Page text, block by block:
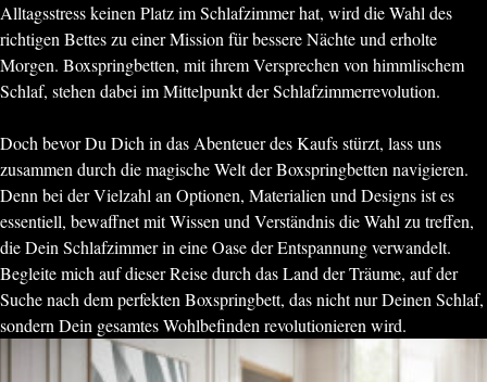
Alltagsstress keinen Platz im Schlafzimmer hat, wird die Wahl des
richtigen Bettes zu einer Mission für bessere Nächte und erholte
Morgen. Boxspringbetten, mit ihrem Versprechen von himmlischem
Schlaf, stehen dabei im Mittelpunkt der Schlafzimmerrevolution.
Doch bevor Du Dich in das Abenteuer des Kaufs stürzt, lass uns
zusammen durch die magische Welt der Boxspringbetten navigieren.
Denn bei der Vielzahl an Optionen, Materialien und Designs ist es
essentiell, bewaffnet mit Wissen und Verständnis die Wahl zu treffen,
die Dein Schlafzimmer in eine Oase der Entspannung verwandelt.
Begleite mich auf dieser Reise durch das Land der Träume, auf der
Suche nach dem perfekten Boxspringbett, das nicht nur Deinen Schlaf,
sondern Dein gesamtes Wohlbefinden revolutionieren wird.